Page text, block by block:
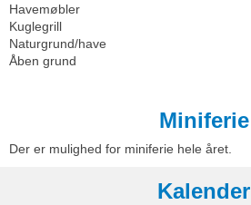
Havemøbler
Kuglegrill
Naturgrund/have
Åben grund
Miniferie
Der er mulighed for miniferie hele året.
Kalender